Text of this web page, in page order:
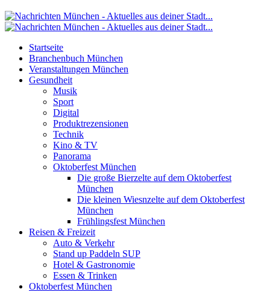
Startseite
Branchenbuch München
Veranstaltungen München
Gesundheit
Musik
Sport
Digital
Produktrezensionen
Technik
Kino & TV
Panorama
Oktoberfest München
Die große Bierzelte auf dem Oktoberfest
München
Die kleinen Wiesnzelte auf dem Oktoberfest
München
Frühlingsfest München
Reisen & Freizeit
Auto & Verkehr
Stand up Paddeln SUP
Hotel & Gastronomie
Essen & Trinken
Oktoberfest München